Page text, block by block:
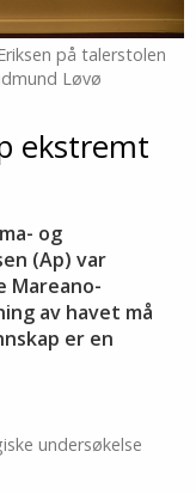
på talerstolen
Løvø
ekstremt
og
(Ap) var
Mareano-
av havet må
er en
undersøkelse